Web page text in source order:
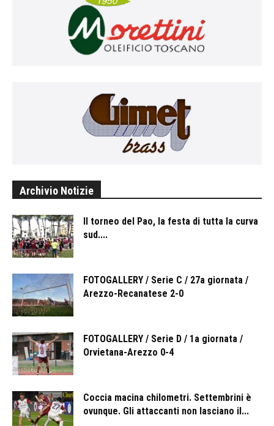
Archivio Notizie
Il torneo del Pao, la festa di tutta la curva
sud....
FOTOGALLERY / Serie C / 27a giornata /
Arezzo-Recanatese 2-0
FOTOGALLERY / Serie D / 1a giornata /
Orvietana-Arezzo 0-4
Coccia macina chilometri. Settembrini è
ovunque. Gli attaccanti non lasciano il...